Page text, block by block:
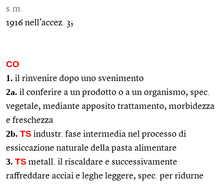
s.m.
1916 nell'accez. 3;
CO
1. il rinvenire dopo uno svenimento
2a. il conferire a un prodotto o a un organismo, spec.
vegetale, mediante apposito trattamento, morbidezza
e freschezza
2b. TS industr. fase intermedia nel processo di
essiccazione naturale della pasta alimentare
3. TS metall. il riscaldare e successivamente
raffreddare acciai e leghe leggere, spec. per ridurne